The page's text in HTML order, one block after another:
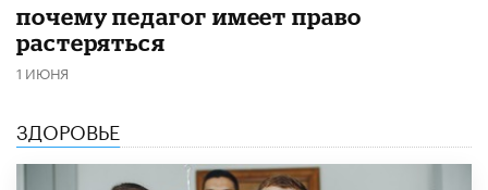
почему педагог имеет право
растеряться
1 ИЮНЯ
ЗДОРОВЬЕ